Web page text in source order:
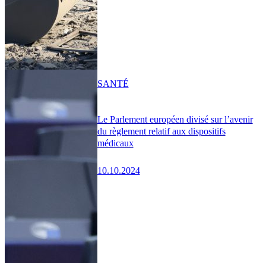
Le Parlement européen divisé sur l’avenir
du règlement relatif aux dispositifs
médicaux
10.10.2024
SANTÉ